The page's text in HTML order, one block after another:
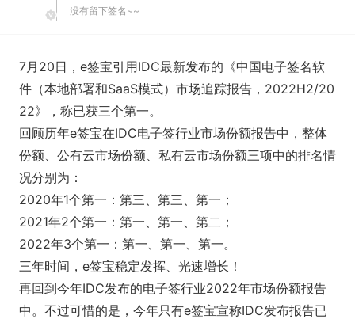
没有留下签名~~
7月20日，e签宝引用IDC最新发布的《中国电子签名软
件（本地部署和SaaS模式）市场追踪报告，2022H2/20
22》，称已获三个第一。
回顾历年e签宝在IDC电子签行业市场份额报告中，整体
份额、公有云市场份额、私有云市场份额三项中的排名情
况分别为：
2020年1个第一：第三、第三、第一；
2021年2个第一：第一、第一、第二；
2022年3个第一：第一、第一、第一。
三年时间，e签宝稳定发挥、光速增长！
再回到今年IDC发布的电子签行业2022年市场份额报告
中。不过可惜的是，今年只有e签宝宣称IDC发布报告已